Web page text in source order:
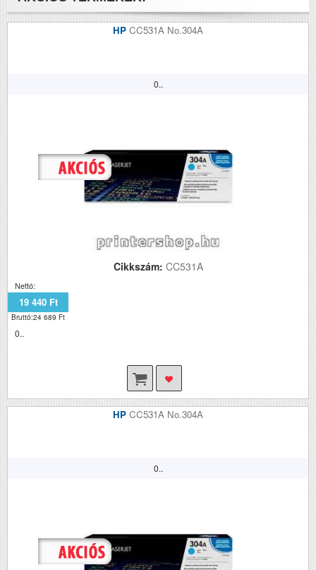
HP CC531A No.304A
0..
Cikkszám: CC531A
Nettó:
19 440 Ft
Bruttó:24 689 Ft
0..
HP CC531A No.304A
0..